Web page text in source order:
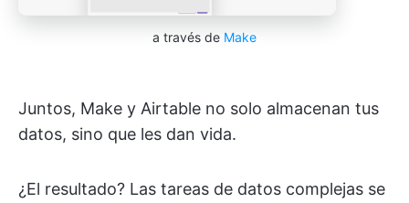
a través de Make
Juntos, Make y Airtable no solo almacenan tus
datos, sino que les dan vida.
¿El resultado? Las tareas de datos complejas se